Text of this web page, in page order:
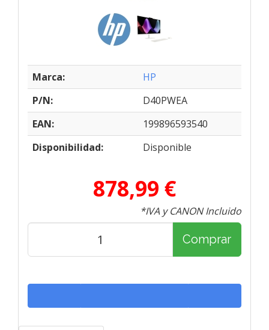
Marca:
HP
P/N:
D40PWEA
EAN:
199896593540
Disponibilidad:
Disponible
878,99 €
*IVA y CANON Incluido
Comprar